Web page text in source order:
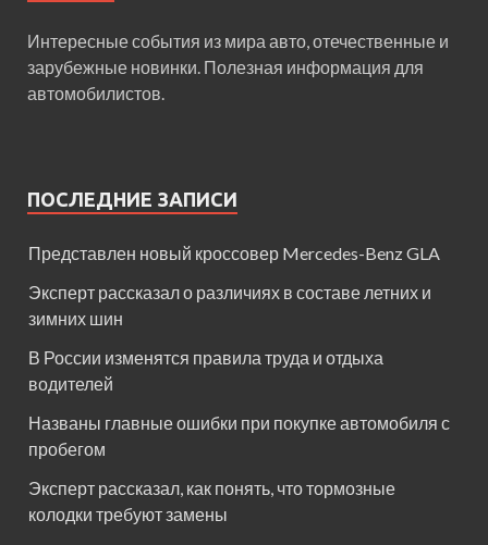
Интересные события из мира авто, отечественные и
зарубежные новинки. Полезная информация для
автомобилистов.
ПОСЛЕДНИЕ ЗАПИСИ
Представлен новый кроссовер Mercedes-Benz GLA
Эксперт рассказал о различиях в составе летних и
зимних шин
В России изменятся правила труда и отдыха
водителей
Названы главные ошибки при покупке автомобиля с
пробегом
Эксперт рассказал, как понять, что тормозные
колодки требуют замены